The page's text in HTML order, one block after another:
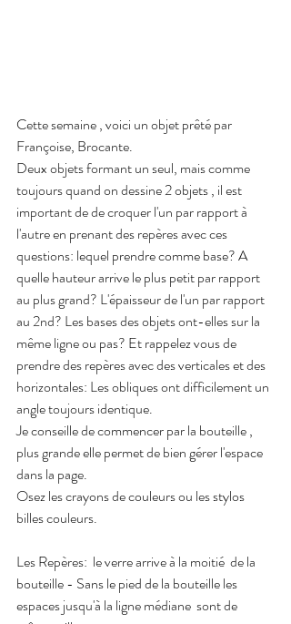
Cette semaine , voici un objet prêté par
Françoise, Brocante.
Deux objets formant un seul, mais comme
toujours quand on dessine 2 objets , il est
important de de croquer l'un par rapport à
l'autre en prenant des repères avec ces
questions: lequel prendre comme base? A
quelle hauteur arrive le plus petit par rapport
au plus grand? L'épaisseur de l'un par rapport
au 2nd? Les bases des objets ont-elles sur la
même ligne ou pas? Et rappelez vous de
prendre des repères avec des verticales et des
horizontales: Les obliques ont difficilement un
angle toujours identique.
Je conseille de commencer par la bouteille ,
plus grande elle permet de bien gérer l'espace
dans la page.
Osez les crayons de couleurs ou les stylos
billes couleurs.
Les Repères:  le verre arrive à la moitié  de la
bouteille - Sans le pied de la bouteille les
espaces jusqu'à la ligne médiane  sont de